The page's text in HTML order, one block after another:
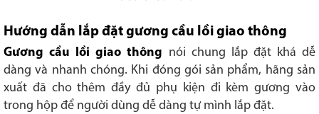
Hướng dẫn lắp đặt gương cầu lồi giao thông
Gương cầu lồi giao thông nói chung lắp đặt khá dễ
dàng và nhanh chóng. Khi đóng gói sản phẩm, hãng sản
xuất đã cho thêm đầy đủ phụ kiện đi kèm gương vào
trong hộp để người dùng dễ dàng tự mình lắp đặt.